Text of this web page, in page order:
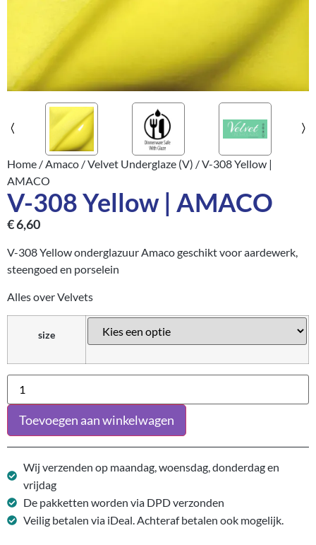
Home /Amaco /Velvet Underglaze (V) / V-308 Yellow |
AMACO
V-308 Yellow | AMACO
€6,60
V-308 Yellow onderglazuur Amaco geschikt voor aardewerk,
steengoed en porselein
Alles over Velvets
size
Toevoegen aan winkelwagen
Wij verzenden op maandag, woensdag, donderdag en
vrijdag
De pakketten worden via DPD verzonden
Veilig betalen via iDeal. Achteraf betalen ook mogelijk.